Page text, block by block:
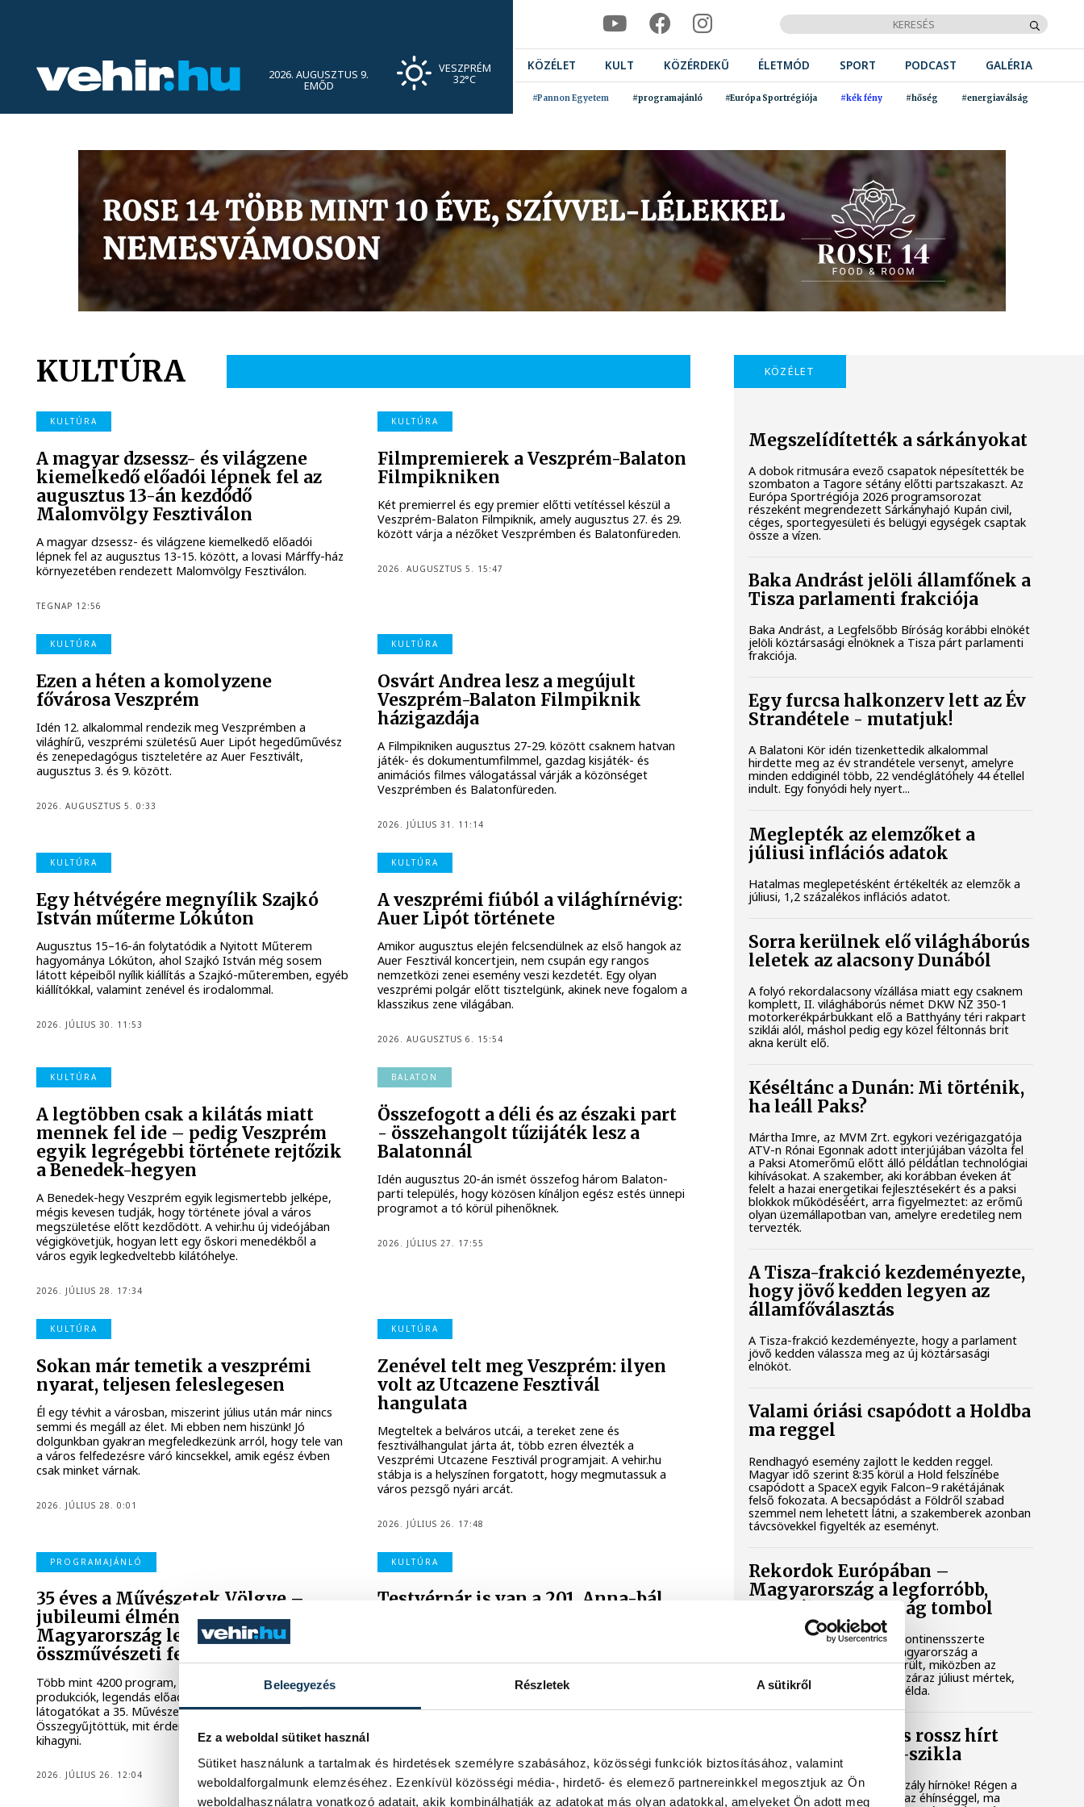
Beleegyezés Részletek A sütikről
Ez a weboldal sütiket használ
Sütiket használunk a tartalmak és hirdetések személyre szabásához, közösségi funkciók biztosításához, valamint
weboldalforgalmunk elemzéséhez. Ezenkívül közösségi média-, hirdető- és elemező partnereinkkel megosztjuk az Ön
weboldalhasználatra vonatkozó adatait, akik kombinálhatják az adatokat más olyan adatokkal, amelyeket Ön adott meg
2026. AUGUSZTUS 9.
EMŐD
VESZPRÉM
32°C
KÖZÉLET KULT KÖZÉRDEKŰ ÉLETMÓD SPORT PODCAST GALÉRIA
#Pannon Egyetem #programajánló #Európa Sportrégiója #kék fény #hőség #energiaválság
KULTÚRA
KULTÚRA
A magyar dzsessz- és világzene
kiemelkedő előadói lépnek fel az
augusztus 13-án kezdődő
Malomvölgy Fesztiválon
A magyar dzsessz- és világzene kiemelkedő előadói
lépnek fel az augusztus 13-15. között, a lovasi Márffy-ház
környezetében rendezett Malomvölgy Fesztiválon.
TEGNAP 12:56
KULTÚRA
Filmpremierek a Veszprém-Balaton
Filmpikniken
Két premierrel és egy premier előtti vetítéssel készül a
Veszprém-Balaton Filmpiknik, amely augusztus 27. és 29.
között várja a nézőket Veszprémben és Balatonfüreden.
2026. AUGUSZTUS 5. 15:47
KULTÚRA
Ezen a héten a komolyzene
fővárosa Veszprém
Idén 12. alkalommal rendezik meg Veszprémben a
világhírű, veszprémi születésű Auer Lipót hegedűművész
és zenepedagógus tiszteletére az Auer Fesztivált,
augusztus 3. és 9. között.
2026. AUGUSZTUS 5. 0:33
KULTÚRA
Osvárt Andrea lesz a megújult
Veszprém-Balaton Filmpiknik
házigazdája
A Filmpikniken augusztus 27-29. között csaknem hatvan
játék- és dokumentumfilmmel, gazdag kisjáték- és
animációs filmes válogatással várják a közönséget
Veszprémben és Balatonfüreden.
2026. JÚLIUS 31. 11:14
KULTÚRA
Egy hétvégére megnyílik Szajkó
István műterme Lókúton
Augusztus 15–16-án folytatódik a Nyitott Műterem
hagyománya Lókúton, ahol Szajkó István még sosem
látott képeiből nyílik kiállítás a Szajkó-műteremben, egyéb
kiállítókkal, valamint zenével és irodalommal.
2026. JÚLIUS 30. 11:53
KULTÚRA
A veszprémi fiúból a világhírnévig:
Auer Lipót története
Amikor augusztus elején felcsendülnek az első hangok az
Auer Fesztivál koncertjein, nem csupán egy rangos
nemzetközi zenei esemény veszi kezdetét. Egy olyan
veszprémi polgár előtt tisztelgünk, akinek neve fogalom a
klasszikus zene világában.
2026. AUGUSZTUS 6. 15:54
KULTÚRA
A legtöbben csak a kilátás miatt
mennek fel ide – pedig Veszprém
egyik legrégebbi története rejtőzik
a Benedek-hegyen
A Benedek-hegy Veszprém egyik legismertebb jelképe,
mégis kevesen tudják, hogy története jóval a város
megszületése előtt kezdődött. A vehir.hu új videójában
végigkövetjük, hogyan lett egy őskori menedékből a
város egyik legkedveltebb kilátóhelye.
2026. JÚLIUS 28. 17:34
BALATON
Összefogott a déli és az északi part
- összehangolt tűzijáték lesz a
Balatonnál
Idén augusztus 20-án ismét összefog három Balaton-
parti település, hogy közösen kínáljon egész estés ünnepi
programot a tó körül pihenőknek.
2026. JÚLIUS 27. 17:55
KULTÚRA
Sokan már temetik a veszprémi
nyarat, teljesen feleslegesen
Él egy tévhit a városban, miszerint július után már nincs
semmi és megáll az élet. Mi ebben nem hiszünk! Jó
dolgunkban gyakran megfeledkezünk arról, hogy tele van
a város felfedezésre váró kincsekkel, amik egész évben
csak minket várnak.
2026. JÚLIUS 28. 0:01
KULTÚRA
Zenével telt meg Veszprém: ilyen
volt az Utcazene Fesztivál
hangulata
Megteltek a belváros utcái, a tereket zene és
fesztiválhangulat járta át, több ezren élvezték a
Veszprémi Utcazene Fesztivál programjait. A vehir.hu
stábja is a helyszínen forgatott, hogy megmutassuk a
város pezsgő nyári arcát.
2026. JÚLIUS 26. 17:48
PROGRAMAJÁNLÓ
35 éves a Művészetek Völgye –
jubileumi élményekkel vár
Magyarország legnagyobb
összművészeti fesztiválja
Több mint 4200 program, közel 3000 fellépő, jubileumi
produkciók, legendás előadók és új helyszínek várják a
látogatókat a 35. Művészetek Völgyében.
Összegyűjtöttük, mit érdemes idén semmiképp sem
kihagyni.
2026. JÚLIUS 26. 12:04
KULTÚRA
Testvérpár is van a 201. Anna-bál
bál szépének, első udvarhölgye a debreceni Tollas
KÖZÉLET
Megszelídítették a sárkányokat
A dobok ritmusára evező csapatok népesítették be
szombaton a Tagore sétány előtti partszakaszt. Az
Európa Sportrégiója 2026 programsorozat
részeként megrendezett Sárkányhajó Kupán civil,
céges, sportegyesületi és belügyi egységek csaptak
össze a vízen.
Baka Andrást jelöli államfőnek a
Tisza parlamenti frakciója
Baka Andrást, a Legfelsőbb Bíróság korábbi elnökét
jelöli köztársasági elnöknek a Tisza párt parlamenti
frakciója.
Egy furcsa halkonzerv lett az Év
Strandétele - mutatjuk!
A Balatoni Kör idén tizenkettedik alkalommal
hirdette meg az év strandétele versenyt, amelyre
minden eddiginél több, 22 vendéglátóhely 44 étellel
indult. Egy fonyódi hely nyert...
Meglepték az elemzőket a
júliusi inflációs adatok
Hatalmas meglepetésként értékelték az elemzők a
júliusi, 1,2 százalékos inflációs adatot.
Sorra kerülnek elő világháborús
leletek az alacsony Dunából
A folyó rekordalacsony vízállása miatt egy csaknem
komplett, II. világháborús német DKW NZ 350-1
motorkerékpárbukkant elő a Batthyány téri rakpart
sziklái alól, máshol pedig egy közel féltonnás brit
akna került elő.
Késéltánc a Dunán: Mi történik,
ha leáll Paks?
Mártha Imre, az MVM Zrt. egykori vezérigazgatója
ATV-n Rónai Egonnak adott interjújában vázolta fel
a Paksi Atomerőmű előtt álló példátlan technológiai
kihívásokat. A szakember, aki korábban éveken át
felelt a hazai energetikai fejlesztésekért és a paksi
blokkok működéséért, arra figyelmeztet: az erőmű
olyan üzemállapotban van, amelyre eredetileg nem
tervezték.
A Tisza-frakció kezdeményezte,
hogy jövő kedden legyen az
államfőválasztás
A Tisza-frakció kezdeményezte, hogy a parlament
jövő kedden válassza meg az új köztársasági
elnököt.
Valami óriási csapódott a Holdba
ma reggel
Rendhagyó esemény zajlott le kedden reggel.
Magyar idő szerint 8:35 körül a Hold felszínébe
csapódott a SpaceX egyik Falcon–9 rakétájának
felső fokozata. A becsapódást a Földről szabad
szemmel nem lehetett látni, a szakemberek azonban
távcsövekkel figyelték az eseményt.
Rekordok Európában –
Magyarország a legforróbb,
Angliában szárazság tombol
Rá sem ismerünk Európára, kontinensszerte
rekordokat dönt a hőség. Magyarország a
legforróbb országok közé került, miközben az
Egyesült Királyságban olyan száraz júliust mértek,
amilyenre 155 éve nem volt példa.
A múltban és ma is rossz hírt
hoz a dunai Ínség-szikla
Újra kilátszik a Dunából az aszály hírnöke! Régen a
felbukkanása egyet jelentett az éhínséggel, ma